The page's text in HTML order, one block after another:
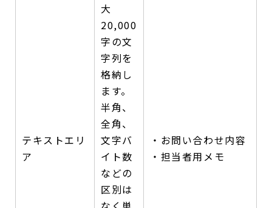
テキストエリ
ア
大
20,000
字の文
字列を
格納し
ます。
半角、
全角、
文字バ
イト数
などの
区別は
・お問い合わせ内容
・担当者用メモ